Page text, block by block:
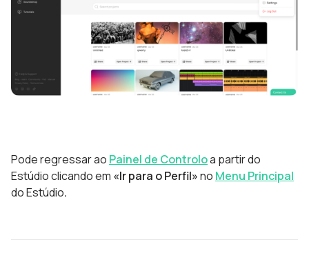
Pode regressar ao Painel de Controloa partir do
Estúdio clicando em «Ir para o Perfil»no Menu Principal
do Estúdio.